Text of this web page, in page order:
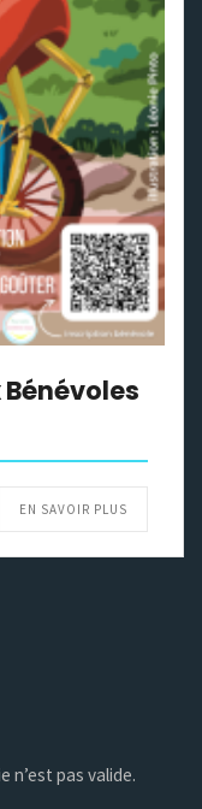
Bénévoles
EN SAVOIR PLUS
n’est pas valide.